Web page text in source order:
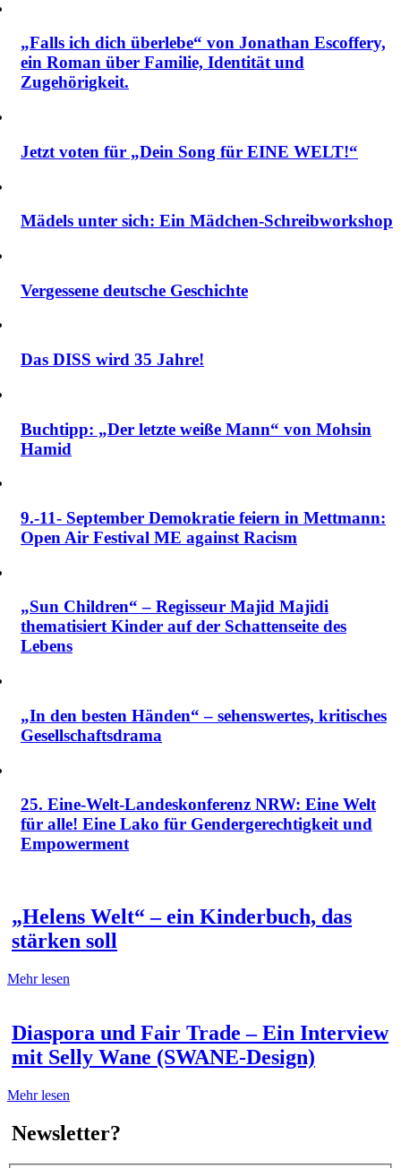
„Falls ich dich überlebe“ von Jonathan Escoffery,
ein Roman über Familie, Identität und
Zugehörigkeit.
Jetzt voten für „Dein Song für EINE WELT!“
Mädels unter sich: Ein Mädchen-Schreibworkshop
Vergessene deutsche Geschichte
Das DISS wird 35 Jahre!
Buchtipp: „Der letzte weiße Mann“ von Mohsin
Hamid
9.-11- September Demokratie feiern in Mettmann:
Open Air Festival ME against Racism
„Sun Children“ – Regisseur Majid Majidi
thematisiert Kinder auf der Schattenseite des
Lebens
„In den besten Händen“ – sehenswertes, kritisches
Gesellschaftsdrama
25. Eine-Welt-Landeskonferenz NRW: Eine Welt
für alle! Eine Lako für Gendergerechtigkeit und
Empowerment
„Helens Welt“ – ein Kinderbuch, das
stärken soll
Mehr lesen
Diaspora und Fair Trade – Ein Interview
mit Selly Wane (SWANE-Design)
Mehr lesen
Newsletter?